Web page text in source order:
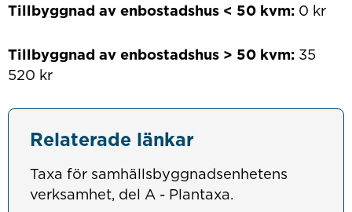
Tillbyggnad av enbostadshus < 50 kvm:0 kr
Tillbyggnad av enbostadshus > 50 kvm:35
520 kr
Relaterade länkar
Taxa för samhällsbyggnadsenhetens
verksamhet, del A - Plantaxa.